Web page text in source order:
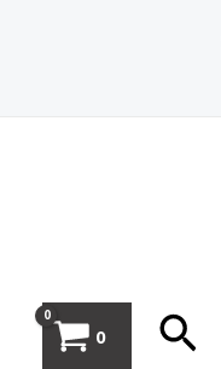
חיפוש0